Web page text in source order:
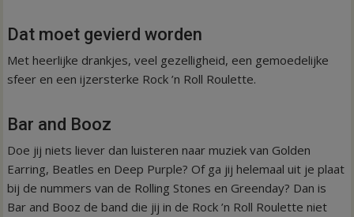
Dat moet gevierd worden
Met heerlijke drankjes, veel gezelligheid, een gemoedelijke
sfeer en een ijzersterke Rock ’n Roll Roulette.
Bar and Booz
Doe jij niets liever dan luisteren naar muziek van Golden
Earring, Beatles en Deep Purple? Of ga jij helemaal uit je plaat
bij de nummers van de Rolling Stones en Greenday? Dan is
Bar and Booz de band die jij in de Rock ’n Roll Roulette niet